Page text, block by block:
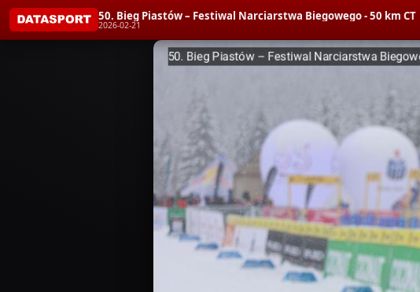
50. Bieg Piastów – Festiwal Narciarstwa Biegowego - 50 km CT
2026-02-21